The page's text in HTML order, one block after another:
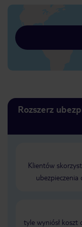
Rozszerz
Klientów
ubezpieczenia
tyle wyniósł koszt